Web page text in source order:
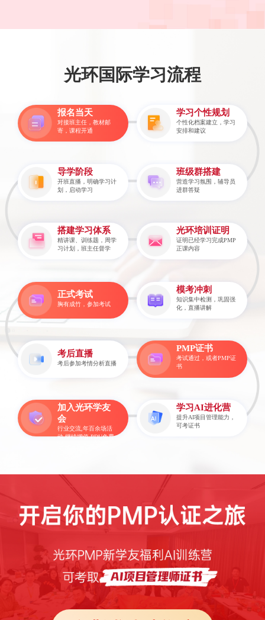
光环国际学习流程
报名当天
对接班主任，教材邮
寄，课程开通
学习个性规划
个性化档案建立，学习
安排和建议
导学阶段
开班直播，明确学习计
划，启动学习
班级群搭建
营造学习氛围，辅导员
进群答疑
搭建学习体系
精讲课、训练题，周学
习计划，班主任督学
光环培训证明
证明已经学习完成PMP
正课内容
正式考试
胸有成竹，参加考试
模考冲刺
知识集中检测，巩固强
化，直播讲解
考后直播
考后参加考情分析直播
PMP证书
考试通过，或者PMP证
书
加入光环学友
会
行业交流,年百余场活
动,继续增值,PDU免费
学习AI进化营
提升AI项目管理能力，
可考证书